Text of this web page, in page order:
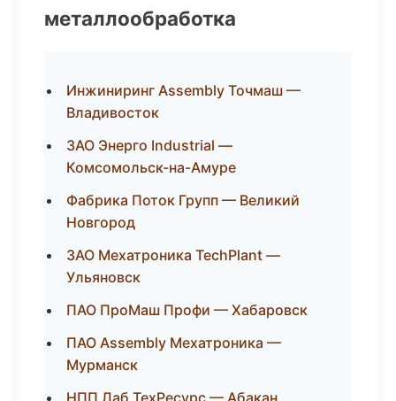
металлообработка
Инжиниринг Assembly Точмаш —
Владивосток
ЗАО Энерго Industrial —
Комсомольск-на-Амуре
Фабрика Поток Групп — Великий
Новгород
ЗАО Мехатроника TechPlant —
Ульяновск
ПАО ПроМаш Профи — Хабаровск
ПАО Assembly Мехатроника —
Мурманск
НПП Лаб ТехРесурс — Абакан